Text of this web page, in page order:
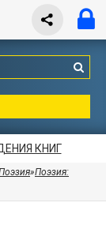
КНИГ
»Поэзия: